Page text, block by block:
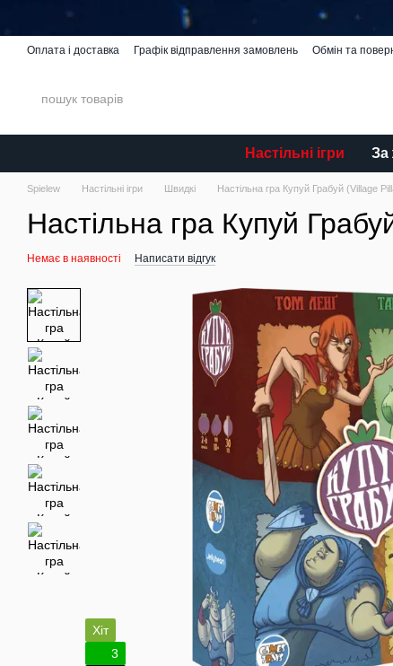
Перейти до основного контенту
Оплата і доставка Графік відправлення замовлень Обмін та
Настільні ігри За
Spielew Настільні ігри Швидкі Настільна гра Купуй Грабуй (Village
Настільна гра Купуй
Немає в наявності Написати відгук
Хіт
3